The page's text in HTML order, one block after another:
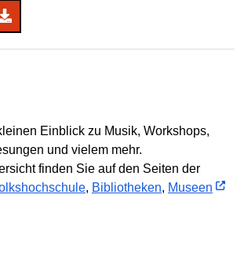
Einblick zu Musik, Workshops,
und vielem mehr.
finden Sie auf den Seiten der
, Bibliotheken, Museen